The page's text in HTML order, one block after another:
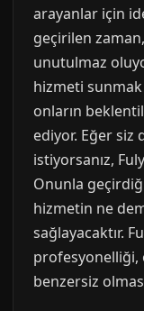
arayanlar için
geçirilen
unutulmaz
hizmeti
onların
ediyor. Eğer siz
istiyorsanız,
Onunla
hizmetin ne
sağlayacaktır.
profesyonelliği,
benzersiz